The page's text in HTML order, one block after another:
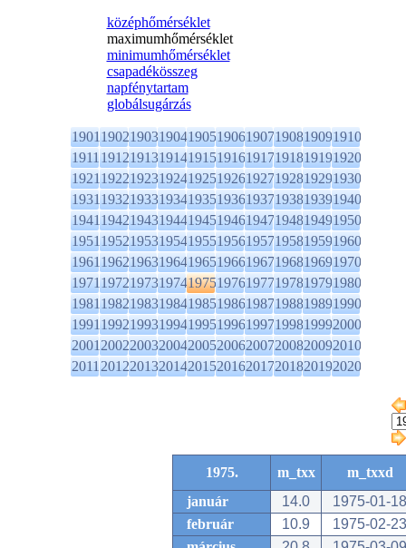
középhőmérséklet
maximumhőmérséklet
minimumhőmérséklet
csapadékösszeg
napfénytartam
globálsugárzás
1901190219031904190519061907190819091910
1911191219131914191519161917191819191920
1921192219231924192519261927192819291930
1931193219331934193519361937193819391940
1941194219431944194519461947194819491950
1951195219531954195519561957195819591960
1961196219631964196519661967196819691970
1971197219731974197519761977197819791980
1981198219831984198519861987198819891990
1991199219931994199519961997199819992000
2001200220032004200520062007200820092010
2011201220132014201520162017201820192020
1975. m_txx
m_txxd
január
14.0
1975-01-18
február
10.9
1975-02-23